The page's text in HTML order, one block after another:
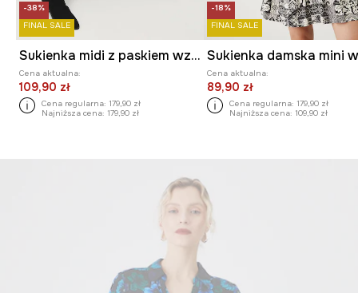
-38%
FINAL SALE
Sukienka midi z paskiem wzorzysta
Cena aktualna:
109,90 zł
Cena regularna: 179,90 zł
Najniższa cena: 179,90 zł
-18%
FINAL SALE
Cena aktualna:
89,90 zł
Cena regularna: 179,90 zł
Najniższa cena: 109,90 zł